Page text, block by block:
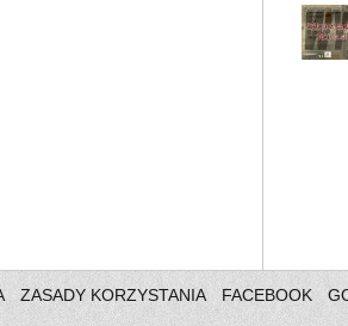
ZASADY KORZYSTANIA FACEBOOK